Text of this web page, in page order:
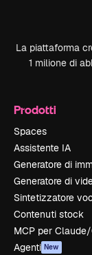
La piattaforma
1 milione di
Prodotti
Spaces
Assistente IA
Generatore di
Generatore di
Sintetizzatore
Contenuti stock
MCP per
Agenti New